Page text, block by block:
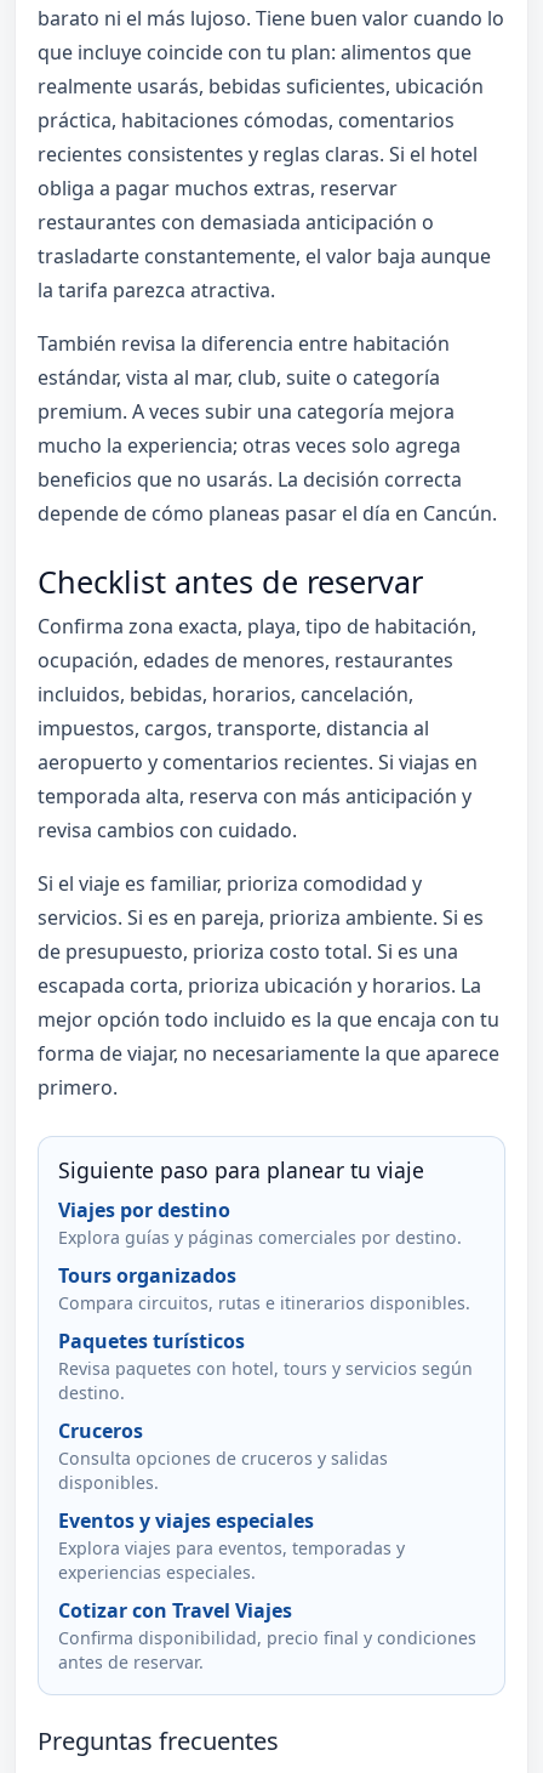
barato ni el más lujoso. Tiene buen valor cuando lo
que incluye coincide con tu plan: alimentos que
realmente usarás, bebidas suficientes, ubicación
práctica, habitaciones cómodas, comentarios
recientes consistentes y reglas claras. Si el hotel
obliga a pagar muchos extras, reservar
restaurantes con demasiada anticipación o
trasladarte constantemente, el valor baja aunque
la tarifa parezca atractiva.
También revisa la diferencia entre habitación
estándar, vista al mar, club, suite o categoría
premium. A veces subir una categoría mejora
mucho la experiencia; otras veces solo agrega
beneficios que no usarás. La decisión correcta
depende de cómo planeas pasar el día en Cancún.
Checklist antes de reservar
Confirma zona exacta, playa, tipo de habitación,
ocupación, edades de menores, restaurantes
incluidos, bebidas, horarios, cancelación,
impuestos, cargos, transporte, distancia al
aeropuerto y comentarios recientes. Si viajas en
temporada alta, reserva con más anticipación y
revisa cambios con cuidado.
Si el viaje es familiar, prioriza comodidad y
servicios. Si es en pareja, prioriza ambiente. Si es
de presupuesto, prioriza costo total. Si es una
escapada corta, prioriza ubicación y horarios. La
mejor opción todo incluido es la que encaja con tu
forma de viajar, no necesariamente la que aparece
primero.
Siguiente paso para planear tu viaje
Viajes por destino
Explora guías y páginas comerciales por destino.
Tours organizados
Compara circuitos, rutas e itinerarios disponibles.
Paquetes turísticos
Revisa paquetes con hotel, tours y servicios según
destino.
Cruceros
Consulta opciones de cruceros y salidas
disponibles.
Eventos y viajes especiales
Explora viajes para eventos, temporadas y
experiencias especiales.
Cotizar con Travel Viajes
Confirma disponibilidad, precio final y condiciones
antes de reservar.
Preguntas frecuentes